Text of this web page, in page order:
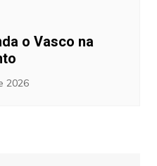
o Vasco na
2026